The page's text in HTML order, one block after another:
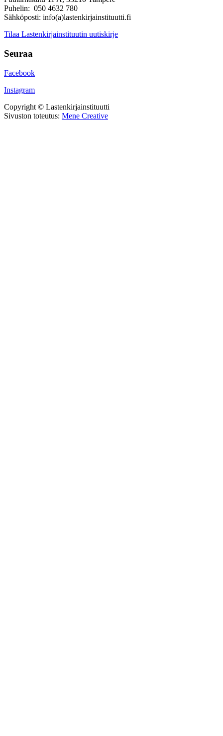
Puhelin: 050 4632 780
Sähköposti: info(a)lastenkirjainstituutti.fi
Tilaa Lastenkirjainstituutin uutiskirje
Seuraa
Facebook
Instagram
Copyright © Lastenkirjainstituutti
Sivuston toteutus: Mene Creative